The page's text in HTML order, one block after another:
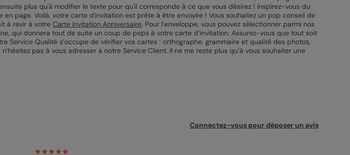
plus qu'à modifier le texte pour qu'il corresponde à ce que vous désirez ! Inspirez-vous du
page. Voilà, votre carte d'invitation est prête à être envoyée ! Vous souhaitez un pop conseil de
à ravir à votre Carte Invitation Anniversaire. Pour l’enveloppe, vous pouvez sélectionner parmi nos
qui donnera tout de suite un coup de peps à votre carte d’invitation. Assurez-vous que tout soit
Service Qualité s’occupe de vérifier vos cartes : orthographe, grammaire et qualité des photos,
pas à vous adresser à notre Service Client. Il ne me reste plus qu’à vous souhaiter une
Connectez-vous pour déposer un avis